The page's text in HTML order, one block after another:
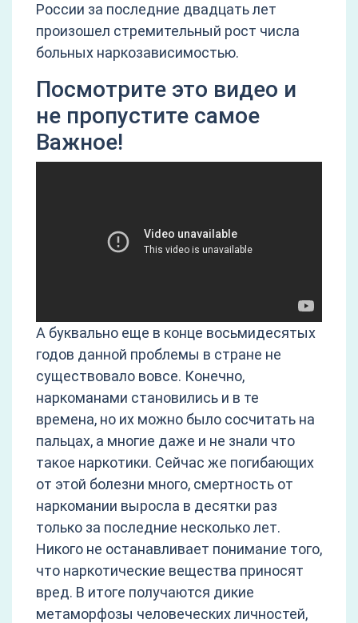
России за последние двадцать лет
произошел стремительный рост числа
больных наркозависимостью.
Посмотрите это видео и
не пропустите самое
Важное!
А буквально еще в конце восьмидесятых
годов данной проблемы в стране не
существовало вовсе. Конечно,
наркоманами становились и в те
времена, но их можно было сосчитать на
пальцах, а многие даже и не знали что
такое наркотики. Сейчас же погибающих
от этой болезни много, смертность от
наркомании выросла в десятки раз
только за последние несколько лет.
Никого не останавливает понимание того,
что наркотические вещества приносят
вред. В итоге получаются дикие
метаморфозы человеческих личностей,